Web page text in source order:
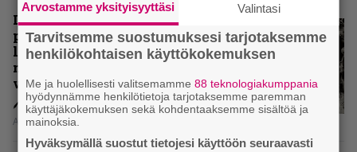
Levyarvio: Coronerin
paluualbumi 32 vuotta edellisen
levytyksen jälkeen ei voi
mitenkään täyttää odotuksia. Vai
voiko?
Aki Nuopponen
Arvostamme yksityisyyttäsi Valintasi
Tarvitsemme suostumuksesi tarjotaksemme
henkilökohtaisen käyttökokemuksen
Me ja huolellisesti valitsemamme88 teknologiakumppania
hyödynnämme henkilötietoja tarjotaksemme paremman
käyttäjäkokemuksen sekä kohdentaaksemme sisältöä ja
mainoksia.
Hyväksymällä suostut tietojesi käyttöön seuraavasti